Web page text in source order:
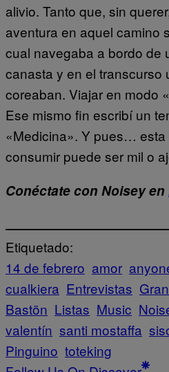
alivio. Tanto que, sin
aventura en aquel camino
cual navegaba a bordo de
canasta y en el transcurso
coreaban. Viajar en modo
Ese mismo fin escribí un
«Medicina». Y pues…
consumir puede ser mil o
Conéctate con Noisey en
Etiquetado:
14 de febrero amor
cualkiera Entrevistas
Bastön Listas Music
valentín santi mostaffa
Pinguino toteking